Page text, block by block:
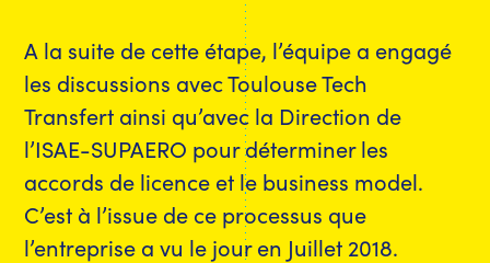
A la suite de cette étape, l’équipe a engagé
les discussions avec Toulouse Tech
Transfert ainsi qu’avec la Direction de
l’ISAE-SUPAERO pour déterminer les
accords de licence et le business model.
C’est à l’issue de ce processus que
l’entreprise a vu le jour en Juillet 2018.